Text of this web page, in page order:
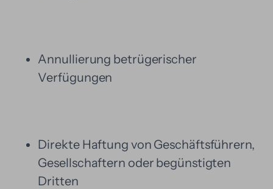
Annullierung betrügerischer
Verfügungen
Direkte Haftung von Geschäftsführern,
Gesellschaftern oder begünstigten
Dritten